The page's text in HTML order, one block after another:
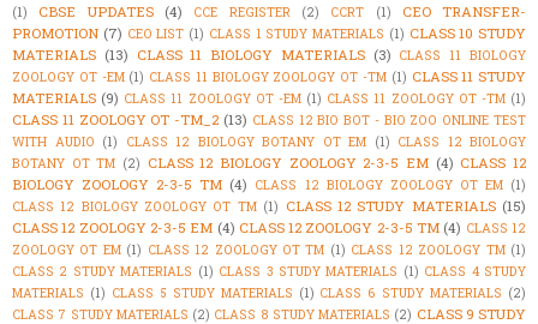
(1)
CBSE UPDATES (4) CCE REGISTER (2) CCRT (1)
CEO TRANSFER-
PROMOTION (7) CEO LIST (1) CLASS 1 STUDY MATERIALS (1) CLASS 10 STUDY
MATERIALS (13) CLASS 11 BIOLOGY MATERIALS (3) CLASS 11 BIOLOGY
ZOOLOGY OT -EM (1) CLASS 11 BIOLOGY ZOOLOGY OT -TM (1) CLASS 11 STUDY
MATERIALS (9) CLASS 11 ZOOLOGY OT -EM (1) CLASS 11 ZOOLOGY OT -TM (1)
CLASS 11 ZOOLOGY OT -TM_2 (13) CLASS 12 BIO BOT - BIO ZOO ONLINE TEST
WITH AUDIO (1) CLASS 12 BIOLOGY BOTANY OT EM (1) CLASS 12 BIOLOGY
BOTANY OT TM (2) CLASS 12 BIOLOGY ZOOLOGY 2-3-5 EM (4) CLASS 12
BIOLOGY ZOOLOGY 2-3-5 TM (4) CLASS 12 BIOLOGY ZOOLOGY OT EM (1)
CLASS 12 BIOLOGY ZOOLOGY OT TM (1) CLASS 12 STUDY MATERIALS (15)
CLASS 12 ZOOLOGY 2-3-5 EM (4) CLASS 12 ZOOLOGY 2-3-5 TM (4) CLASS 12
ZOOLOGY OT EM (1) CLASS 12 ZOOLOGY OT TM (1) CLASS 12 ZOOLOGY TM (1)
CLASS 2 STUDY MATERIALS (1) CLASS 3 STUDY MATERIALS (1) CLASS 4 STUDY
MATERIALS (1) CLASS 5 STUDY MATERIALS (1) CLASS 6 STUDY MATERIALS (2)
CLASS 7 STUDY MATERIALS (2) CLASS 8 STUDY MATERIALS (2) CLASS 9 STUDY